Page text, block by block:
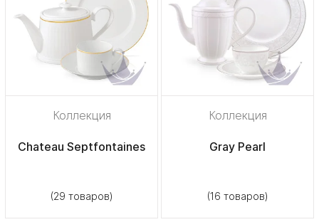
Коллекция
Chateau Septfontaines
(29 товаров)
Коллекция
Gray Pearl
(16 товаров)